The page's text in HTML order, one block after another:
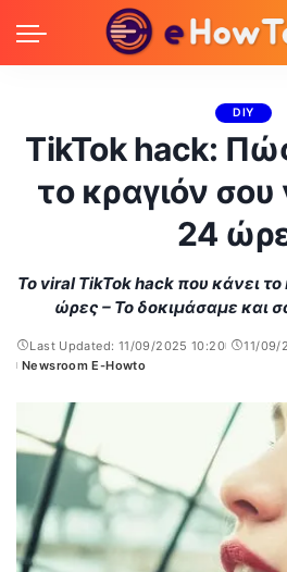
DIY
TikTok hack:
το κραγιόν σου
24
Το viral TikTok hack που κάνει
ώρες – Το δοκιμάσαμε και
Last Updated: 11/09/2025 10:20
11/09/
Posted
Newsroom E-Howto